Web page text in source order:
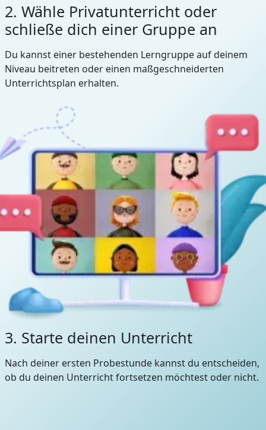
2. Wähle Privatunterricht oder
schließe dich einer Gruppe an
Du kannst einer bestehenden Lerngruppe auf deinem
Niveau beitreten oder einen maßgeschneiderten
Unterrichtsplan erhalten.
3. Starte deinen Unterricht
Nach deiner ersten Probestunde kannst du entscheiden,
ob du deinen Unterricht fortsetzen möchtest oder nicht.